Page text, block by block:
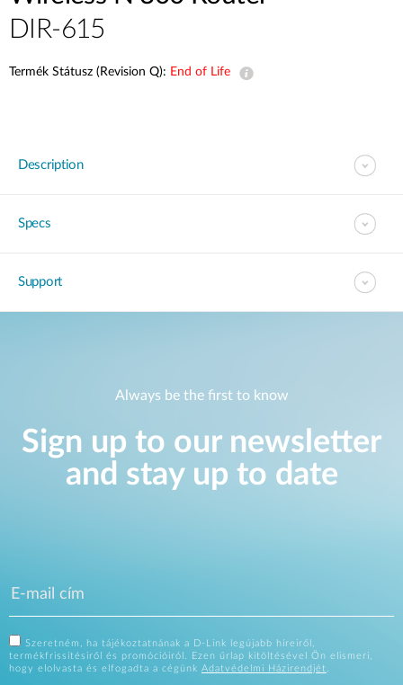
DIR-615
Termék Státusz (Revision Q): End of Life
Description
Specs
Support
Always be the first to know
Sign up to our newsletter
and stay up to date
Szeretném, ha tájékoztatnának a D-Link legújabb híreiről,
termékfrissítésiről és promócióiról. Ezen űrlap kitöltésével Ön elismeri,
hogy elolvasta és elfogadta a cégünk Adatvédelmi Házirendjét.